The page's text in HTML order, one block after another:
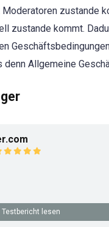
zustande
zustande kommt.
denn Allgemeine
Testbericht lesen